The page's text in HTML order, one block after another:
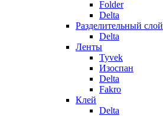
Folder
Delta
Разделительный слой
Delta
Ленты
Tyvek
Изоспан
Delta
Fakro
Клей
Delta